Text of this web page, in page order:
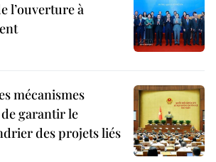
l’ouverture à
mécanismes
garantir le
des projets liés